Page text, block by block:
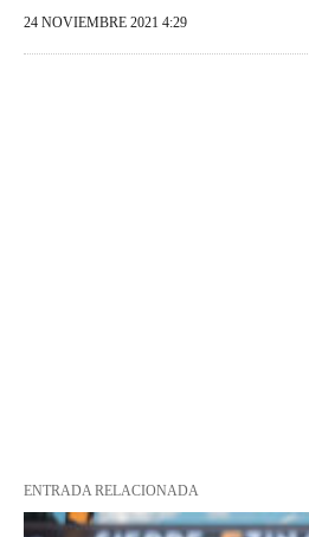
24 NOVIEMBRE 2021 4:29
ENTRADA RELACIONADA